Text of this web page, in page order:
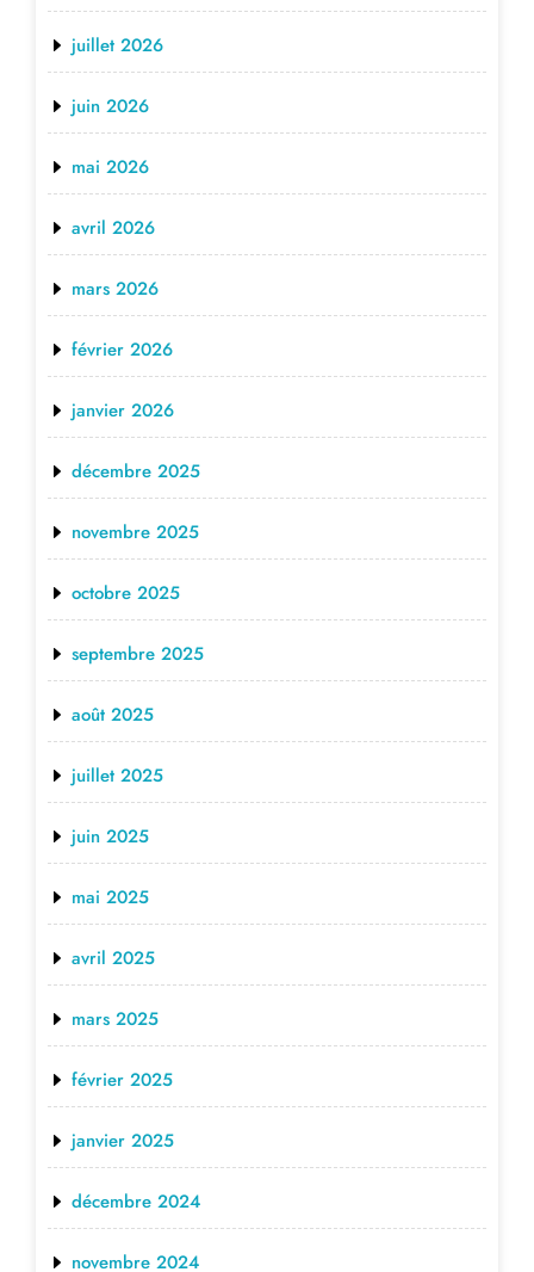
juillet 2026
juin 2026
mai 2026
avril 2026
mars 2026
février 2026
janvier 2026
décembre 2025
novembre 2025
octobre 2025
septembre 2025
août 2025
juillet 2025
juin 2025
mai 2025
avril 2025
mars 2025
février 2025
janvier 2025
décembre 2024
novembre 2024